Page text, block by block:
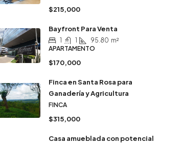
$215,000
Bayfront Para Venta
1 1 95.80 m²
APARTAMENTO
$170,000
Finca en Santa Rosa para
Ganadería y Agricultura
FINCA
$315,000
Casa amueblada con potencial